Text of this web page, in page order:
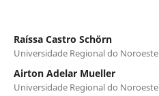
Raíssa Castro Schörn
Universidade Regional do
Airton Adelar Mueller
Universidade Regional do